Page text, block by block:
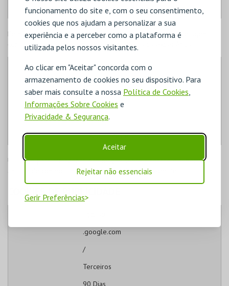
funcionamento do site e, com o seu consentimento,
cookies que nos ajudam a personalizar a sua
experiência e a perceber como a plataforma é
utilizada pelos nossos visitantes.
Ao clicar em "Aceitar" concorda com o
armazenamento de cookies no seu dispositivo. Para
saber mais consulte a nossa Política de Cookies
Informações Sobre Cookies e
Privacidade & Segurança.
Aceitar
Rejeitar não essenciais
Gerir Preferências
1 Ano, 1 Mês e 7 Dias
Permite distinguir utilizadores e analisar a forma como interagem
com o website, contribuindo para a melhoria da experiência.
_ga_#
.google.com
/
Terceiros
1 Ano, 1 Mês e 7 Dias
Utilizado para armazenar informação sobre a sessão e suportar a
análise de comportamento dos utilizadores no website.
COOKIES DE PUBLICIDADE
.google.com
/
Terceiros
90 Dias